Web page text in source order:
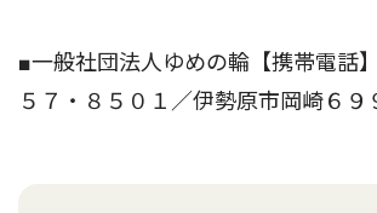
■一般社団法人ゆめの輪【携帯電話
５７・８５０１／伊勢原市岡崎６９